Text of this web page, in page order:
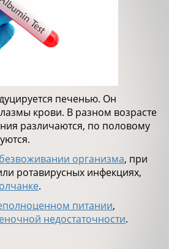
печенью. Он
крови. В разном возрасте
различаются, по половому
организма, при
ротавирусных инфекциях,
.
питании,
недостаточности.